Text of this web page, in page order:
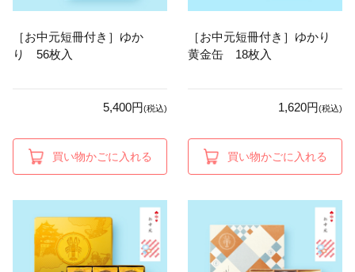
［お中元短冊付き］ゆか
り 56枚入
5,400円(税込)
買い物かごに入れる
［お中元短冊付き］ゆかり
黄金缶 18枚入
1,620円(税込)
買い物かごに入れる